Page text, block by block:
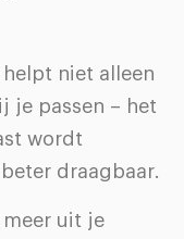
niet alleen
je passen – het
wordt
draagbaar.
uit je